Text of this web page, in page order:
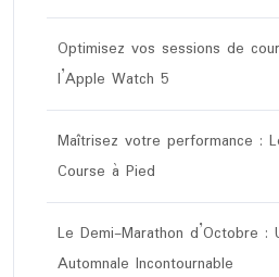
Optimisez vos sessions de
l’Apple Watch 5
Maîtrisez votre performance :
Course à Pied
Le Demi-Marathon d’Octobre :
Automnale Incontournable